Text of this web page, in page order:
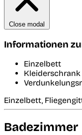
Close modal
Informationen
Einzelbett
Kleiderschrank
Einzelbett,
Badezimmer